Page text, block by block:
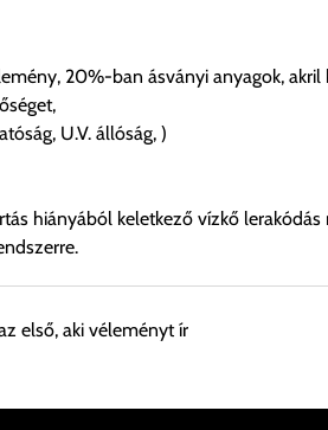
20%-ban ásványi anyagok, akril
U.V. állóság, )
hiányából keletkező vízkő
ingyenesen átvenni Budapesti
első, aki véleményt ír